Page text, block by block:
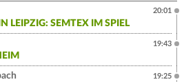
LEIPZIG: SEMTEX IM SPIEL
20:01
19:43
19:25